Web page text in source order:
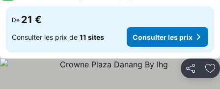
De 21 €
Consulter les prix de 11 sites Consulter les prix
Partager